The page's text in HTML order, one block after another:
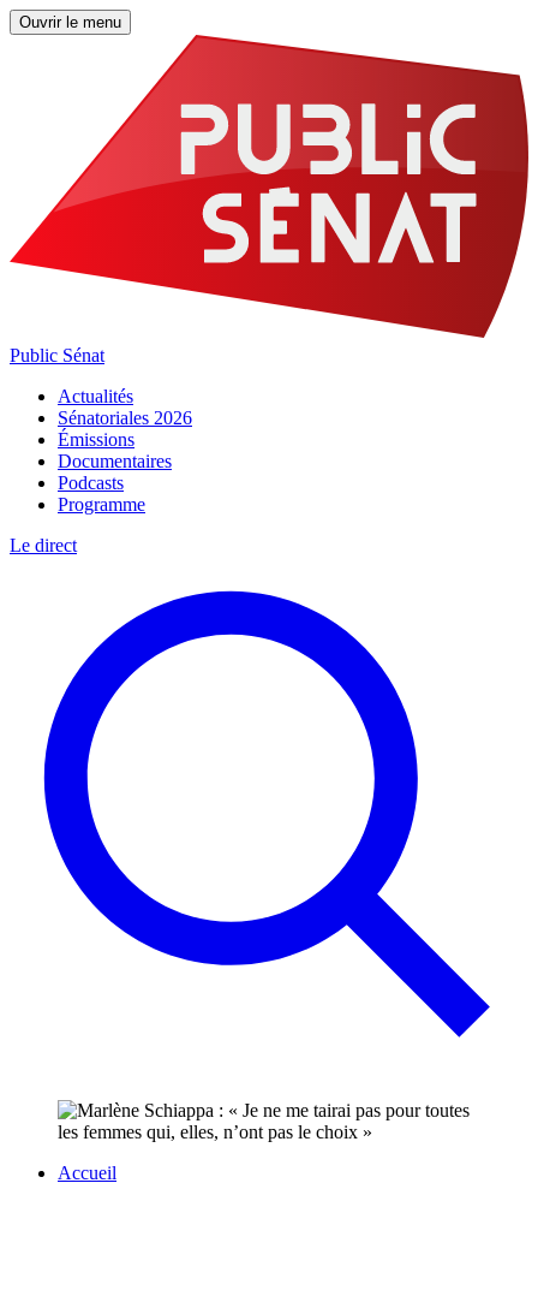
Ouvrir le menu
Public Sénat
Actualités
Sénatoriales 2026
Émissions
Documentaires
Podcasts
Programme
Le direct
Accueil